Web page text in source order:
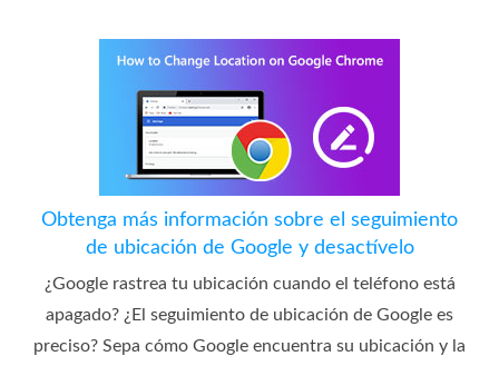
Obtenga más información sobre el seguimiento
de ubicación de Google y desactívelo
¿Google rastrea tu ubicación cuando el teléfono está
apagado? ¿El seguimiento de ubicación de Google es
preciso? Sepa cómo Google encuentra su ubicación y la